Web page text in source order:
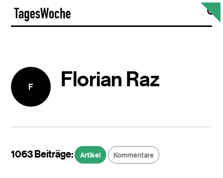
Skip
content
F Florian Raz
1063 Beiträge: Artikel Kommentare